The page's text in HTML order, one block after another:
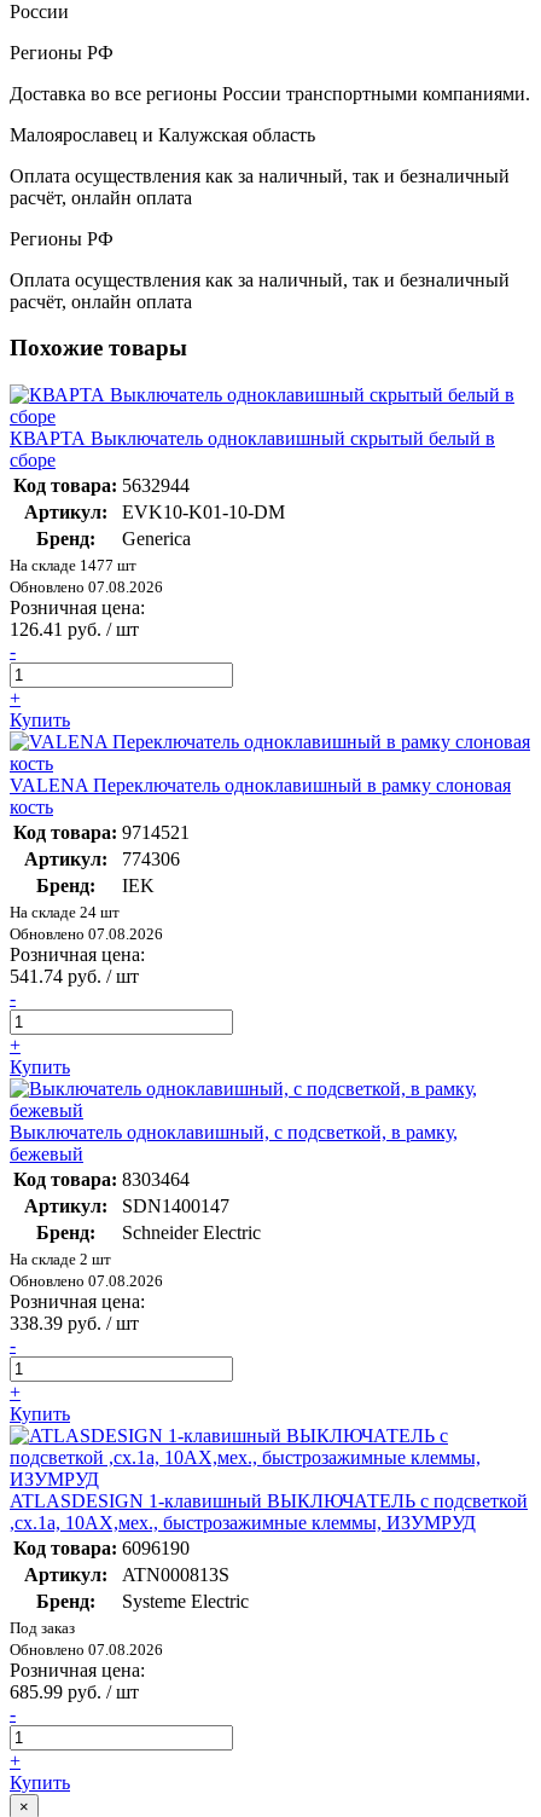
России
Регионы РФ
Доставка во все регионы России транспортными компаниями.
Малоярославец и Калужская область
Оплата осуществления как за наличный, так и безналичный
расчёт, онлайн оплата
Регионы РФ
Оплата осуществления как за наличный, так и безналичный
расчёт, онлайн оплата
Похожие товары
КВАРТА Выключатель одноклавишный скрытый белый в
сборе
Код товара: 5632944
Артикул:
EVK10-K01-10-DM
Бренд:
Generica
На складе 1477 шт
Обновлено 07.08.2026
Розничная цена:
126.41 руб. / шт
-
+
Купить
VALENA Переключатель одноклавишный в рамку слоновая
кость
Код товара: 9714521
Артикул:
774306
Бренд:
IEK
На складе 24 шт
Обновлено 07.08.2026
Розничная цена:
541.74 руб. / шт
-
+
Купить
Выключатель одноклавишный, с подсветкой, в рамку,
бежевый
Код товара: 8303464
Артикул:
SDN1400147
Бренд:
Schneider Electric
На складе 2 шт
Обновлено 07.08.2026
Розничная цена:
338.39 руб. / шт
-
+
Купить
ATLASDESIGN 1-клавишный ВЫКЛЮЧАТЕЛЬ с подсветкой
,сх.1а, 10АХ,мех., быстрозажимные клеммы, ИЗУМРУД
Код товара: 6096190
Артикул:
ATN000813S
Бренд:
Systeme Electric
Под заказ
Обновлено 07.08.2026
Розничная цена:
685.99 руб. / шт
-
+
Купить
×